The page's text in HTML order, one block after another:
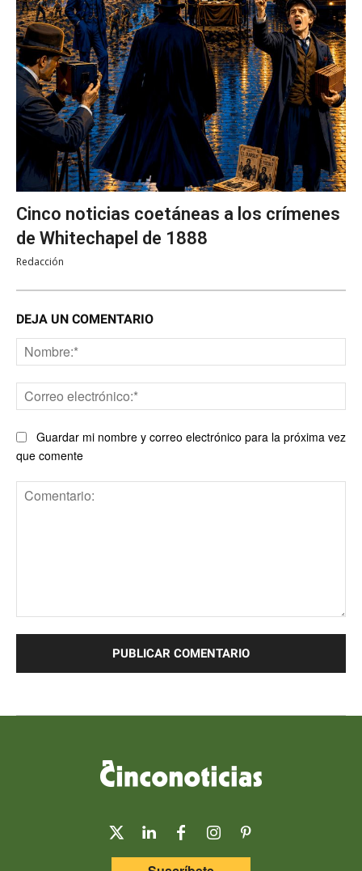
Cinco noticias coetáneas a los crímenes
de Whitechapel de 1888
Redacción
DEJA UN COMENTARIO
Guardar mi nombre y correo electrónico para la próxima vez
que comente